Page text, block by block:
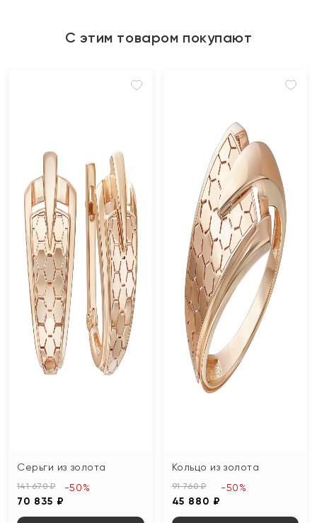
С этим товаром покупают
Серьги из золота
141 670 ₽
70 835 ₽
-50%
Кольцо из золота
91 760 ₽
45 880 ₽
-50%